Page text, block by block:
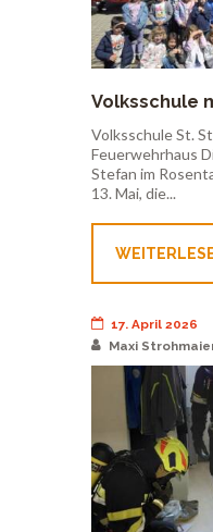
Volksschule
13.05.2026
Volksschule St.
Feuerwehrhaus
Stefan im
13. Mai, die...
17. April 2026
Maxi